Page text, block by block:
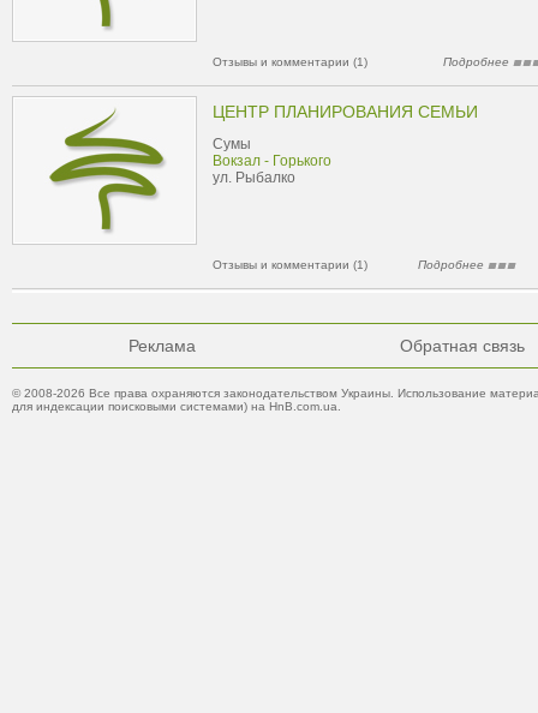
Отзывы и комментарии (1) Подробнее
ЦЕНТР ПЛАНИРОВАНИЯ СЕМЬИ
Сумы
Вокзал - Горького
ул. Рыбалко
Отзывы и комментарии (1) Подробнее
Реклама Обратная связь
© 2008-2026 Все права охраняются законодательством Украины. Использование
для индексации поисковыми системами) на HnB.com.ua.